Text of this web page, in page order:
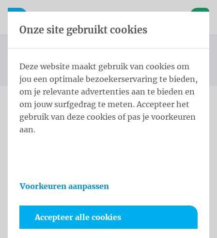
Inhoud overslaan
Taalkeuze overslaan
Open mobiele navigatie
U bevindt zich hier:
Burgemeestersjerp
Burgemeestersjerpen Lendensjerp Schild 3 Kleur
Lendensjerp zilveren kwasten
Burgemeestersjerpen
Lendensjerp Schild 3 Kleur
Onze site gebruikt cookies
Deze website maakt gebruik van cookies om
jou een optimale bezoekerservaring te bieden,
om je relevante advertenties aan te bieden en
om jouw surfgedrag te meten. Accepteer het
gebruik van deze cookies of pas je voorkeuren
aan.
Voorkeuren aanpassen
Accepteer alle cookies